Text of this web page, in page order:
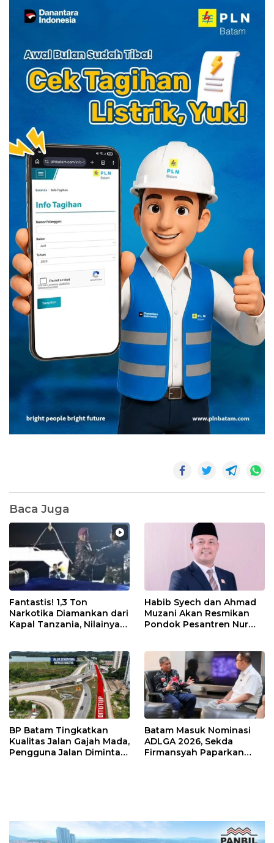
Baca Juga
Fantastis! 1,3 Ton
Narkotika Diamankan dari
Kapal Tanzania, Nilainya
Habib Syech dan Ahmad
Muzani Akan Resmikan
Pondok Pesantren Nur
BP Batam Tingkatkan
Kualitas Jalan Gajah Mada,
Pengguna Jalan Diminta
Batam Masuk Nominasi
ADLGA 2026, Sekda
Firmansyah Paparkan